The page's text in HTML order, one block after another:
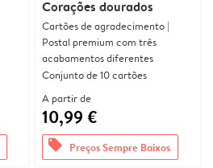
Corações dourados
Cartões de agradecimento |
Postal premium com três
acabamentos diferentes
Conjunto de 10 cartões
A partir de
10,99 €
offers Preços Sempre Baixos